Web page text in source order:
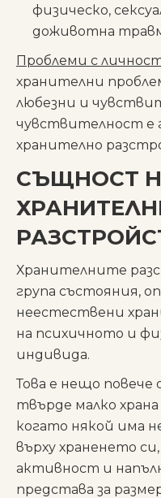
физическо,
доживотна
Проблеми с
хранителни
любезни и
чувствителност е
хранително
СЪЩНОСТ
Хранителните
група състояния,
неестествени
на психичното и
индивида.
Това е нещо повече
твърде малко
когато някой има
върху храненето
активност и
представа за